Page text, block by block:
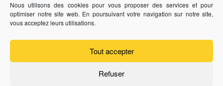
Nous utilisons des cookies pour vous proposer des services et pour
optimiser notre site web. En poursuivant votre navigation sur notre site,
vous acceptez leurs utilisations.
Tout accepter
Refuser
Vous recherchez un revendeur des bijoux Thabora ?Cliquez-
ici
Vous êtes bijoutier professionnel et vous souhaitez devenir